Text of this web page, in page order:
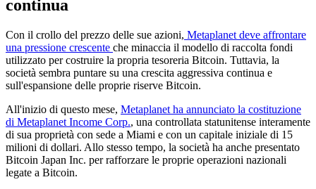
continua
Con il crollo del prezzo delle sue azioni, Metaplanet deve affrontare
una pressione crescente che minaccia il modello di raccolta fondi
utilizzato per costruire la propria tesoreria Bitcoin. Tuttavia, la
società sembra puntare su una crescita aggressiva continua e
sull'espansione delle proprie riserve Bitcoin.
All'inizio di questo mese, Metaplanet ha annunciato la costituzione
di Metaplanet Income Corp., una controllata statunitense interamente
di sua proprietà con sede a Miami e con un capitale iniziale di 15
milioni di dollari. Allo stesso tempo, la società ha anche presentato
Bitcoin Japan Inc. per rafforzare le proprie operazioni nazionali
legate a Bitcoin.